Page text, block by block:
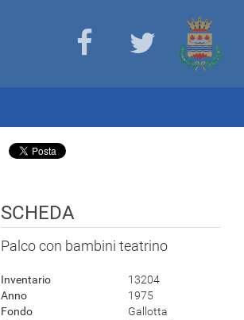
SCHEDA
Palco con bambini teatrino
Inventario
13204
Anno
1975
Fondo
Gallotta